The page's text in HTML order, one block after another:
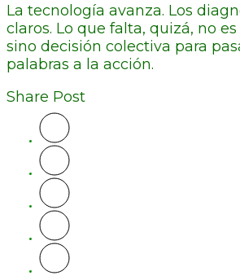
La tecnología avanza. Los
claros. Lo que falta, quizá, no
sino decisión colectiva para
palabras a la acción.
Share Post